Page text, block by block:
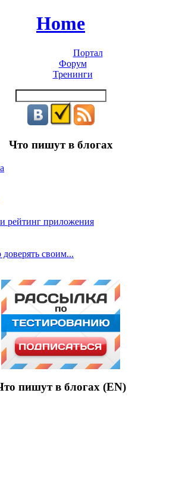
Home
Портал
Форум
Тренинги
Что пишут в блогах
рейтинг приложения
своим...
пишут в блогах (EN)